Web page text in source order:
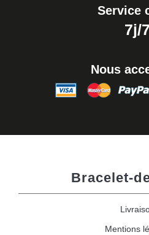
Service
7j/7
Nous
Bracelet-
Mentions